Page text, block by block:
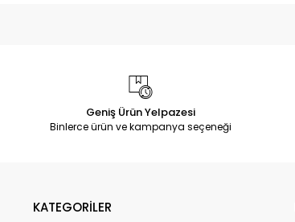
Geniş Ürün Yelpazesi
Binlerce ürün ve kampanya seçeneği
KATEGORİLER